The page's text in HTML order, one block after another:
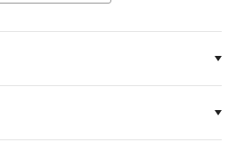
экспорта, страны-
спроса
характеристика
рынка